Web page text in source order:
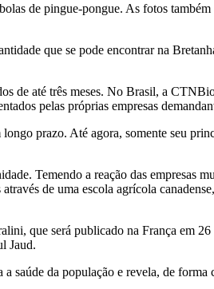
de pingue-pongue. As fotos
que se pode encontrar na
de até três meses. No Brasil, a
pelas próprias empresas
prazo. Até agora, somente seu
Temendo a reação das empresas
de uma escola agrícola
que será publicado na França em
Jaud.
da população e revela, de